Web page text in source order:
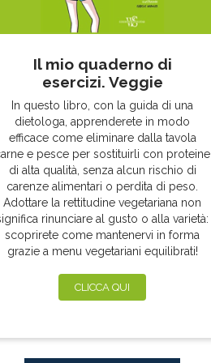
Il mio quaderno di
esercizi. Veggie
In questo libro, con la guida di una
dietologa, apprenderete in modo
efficace come eliminare dalla tavola
e pesce per sostituirli con proteine
di alta qualità, senza alcun rischio di
carenze alimentari o perdita di peso.
Adottare la rettitudine vegetariana non
rinunciare al gusto o alla varietà:
scoprirete come mantenervi in forma
grazie a menu vegetariani equilibrati!
CLICCA QUI